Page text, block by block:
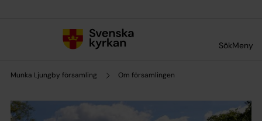
SökMeny
Munka Ljungby församling Om församlingen